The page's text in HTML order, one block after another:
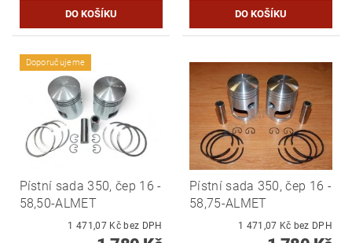
Doporučujeme
Pístní sada 350, čep 16 -
58,50-ALMET
1 471,07 Kč bez DPH
Pístní sada 350, čep 16 -
58,75-ALMET
1 471,07 Kč bez DPH